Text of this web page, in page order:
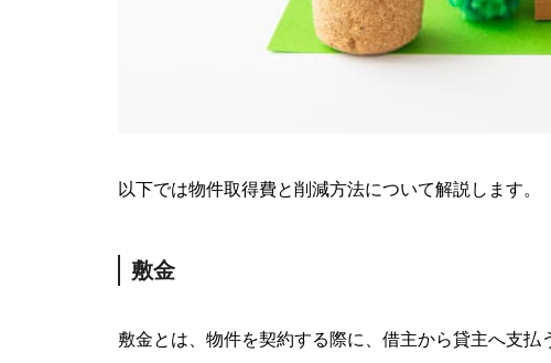
以下では物件取得費と削減方法について解説します。
敷金
敷金とは、物件を契約する際に、借主から貸主へ支